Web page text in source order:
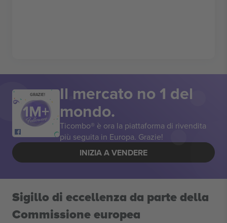
GRAZIE! Il mercato no 1 del
mondo.
Ticombo® è ora la piattaforma di rivendita
più seguita in Europa. Grazie!
INIZIA A VENDERE
Sigillo di eccellenza da parte della
Commissione europea